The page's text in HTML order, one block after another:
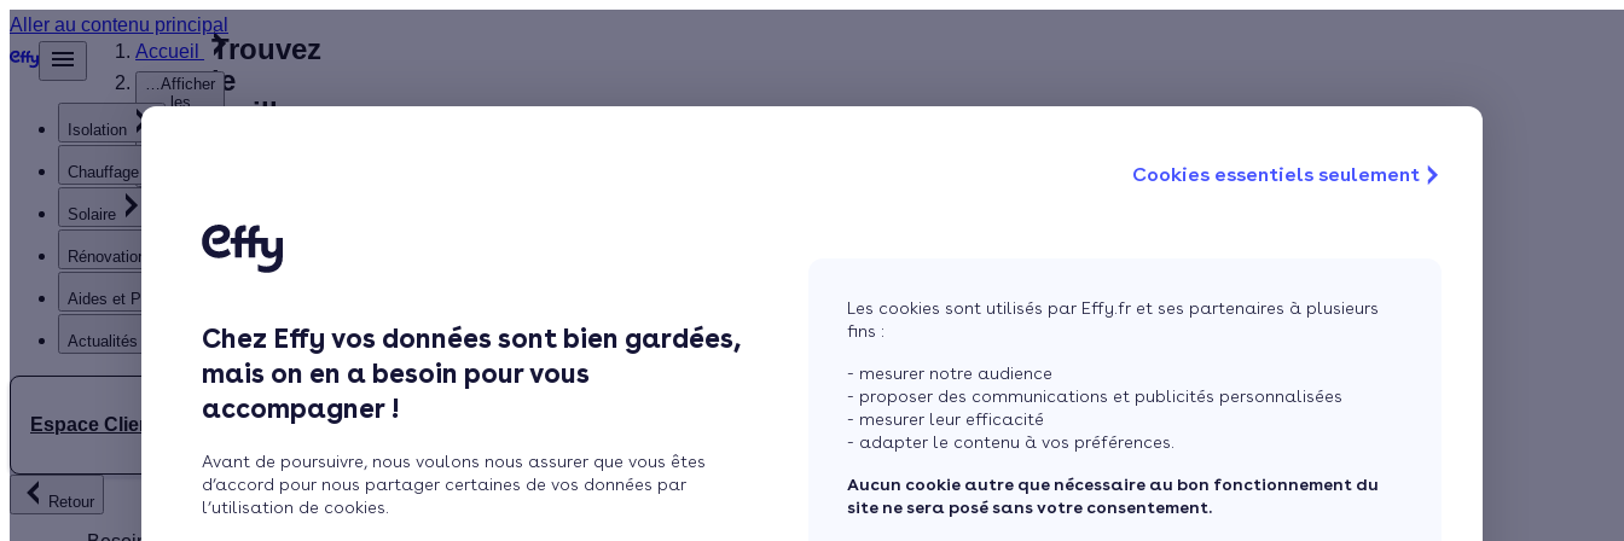
Cookies essentiels seulement
Chez Effy vos données sont bien gardées,
mais on en a besoin pour vous
accompagner !
Avant de poursuivre, nous voulons nous assurer que vous êtes
d’accord pour nous partager certaines de vos données par
l’utilisation de cookies.
Les cookies sont utilisés par Effy.fr et ses partenaires à plusieurs
fins :
- mesurer notre audience
- proposer des communications et publicités personnalisées
- mesurer leur efficacité
- adapter le contenu à vos préférences.
Aucun cookie autre que nécessaire au bon fonctionnement du
site ne sera posé sans votre consentement.
Aller au contenu principal
Isolation
Chauffage
Solaire
Rénovation globale
Aides et Primes
Actualités
Espace Client
Retour
Accueil
…Afficher
les
Trouvez
le
meilleur
solaires
(86)
Rechercher